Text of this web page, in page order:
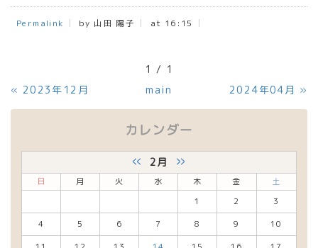
Permalink by 山田 陽子 at 16:15
1 / 1
« 2023年12月 main 2024年04月 »
カレンダー
« 2月 »
日 月 火 水 木 金
土
1
2
3
4
5 6 7 8 9
10